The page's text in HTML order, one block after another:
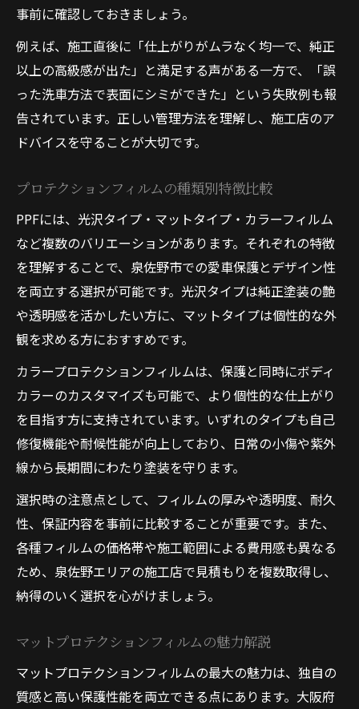
事前に確認しておきましょう。
例えば、施工直後に「仕上がりがムラなく均一で、純正
以上の高級感が出た」と満足する声がある一方で、「誤
った洗車方法で表面にシミができた」という失敗例も報
告されています。正しい管理方法を理解し、施工店のア
ドバイスを守ることが大切です。
プロテクションフィルムの種類別特徴比較
PPFには、光沢タイプ・マットタイプ・カラーフィルム
など複数のバリエーションがあります。それぞれの特徴
を理解することで、泉佐野市での愛車保護とデザイン性
を両立する選択が可能です。光沢タイプは純正塗装の艶
や透明感を活かしたい方に、マットタイプは個性的な外
観を求める方におすすめです。
カラープロテクションフィルムは、保護と同時にボディ
カラーのカスタマイズも可能で、より個性的な仕上がり
を目指す方に支持されています。いずれのタイプも自己
修復機能や耐候性能が向上しており、日常の小傷や紫外
線から長期間にわたり塗装を守ります。
選択時の注意点として、フィルムの厚みや透明度、耐久
性、保証内容を事前に比較することが重要です。また、
各種フィルムの価格帯や施工範囲による費用感も異なる
ため、泉佐野エリアの施工店で見積もりを複数取得し、
納得のいく選択を心がけましょう。
マットプロテクションフィルムの魅力解説
マットプロテクションフィルムの最大の魅力は、独自の
質感と高い保護性能を両立できる点にあります。大阪府